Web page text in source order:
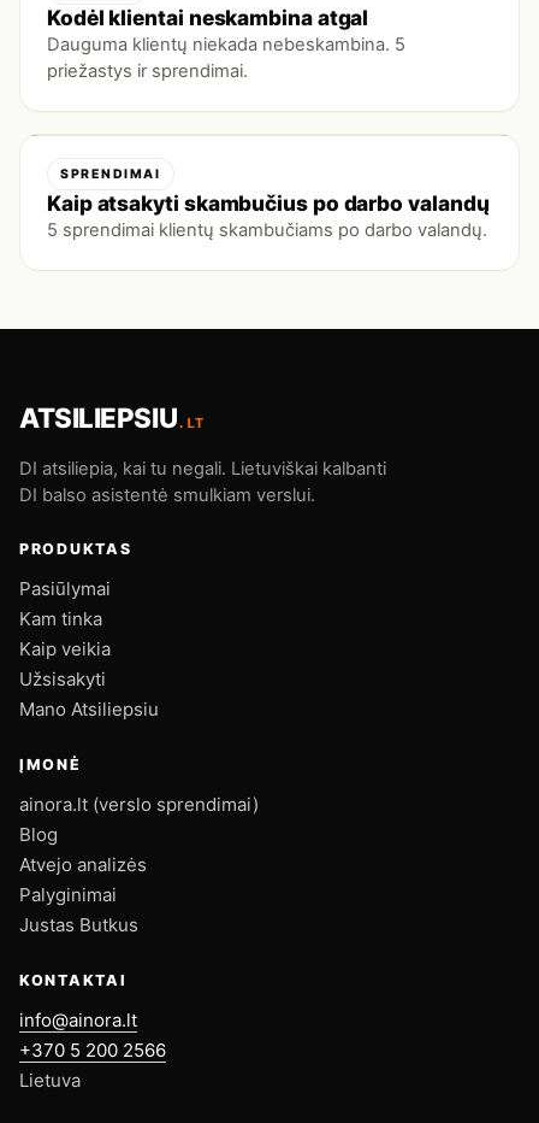
Kodėl klientai neskambina atgal
Dauguma klientų niekada nebeskambina. 5
priežastys ir sprendimai.
SPRENDIMAI
Kaip atsakyti skambučius po darbo valandų
5 sprendimai klientų skambučiams po darbo valandų.
ATSILIEPSIU.LT
DI atsiliepia, kai tu negali. Lietuviškai kalbanti
DI balso asistentė smulkiam verslui.
PRODUKTAS
Pasiūlymai
Kam tinka
Kaip veikia
Užsisakyti
Mano Atsiliepsiu
ĮMONĖ
ainora.lt (verslo sprendimai)
Blog
Atvejo analizės
Palyginimai
Justas Butkus
KONTAKTAI
info@ainora.lt
+370 5 200 2566
Lietuva